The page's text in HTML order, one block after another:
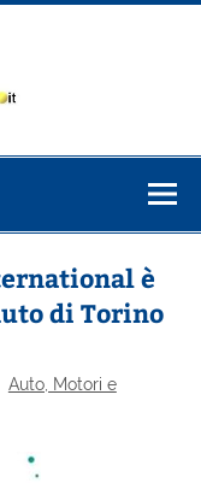
Torino
è
di Torino
Auto, Motori e